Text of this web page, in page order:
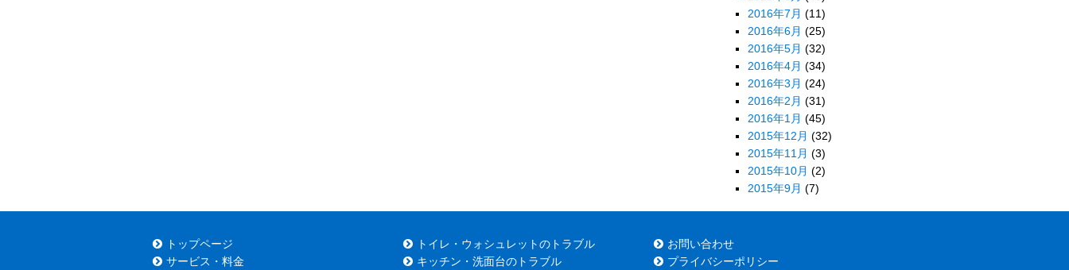
2016年7月 (11)
2016年6月 (25)
2016年5月 (32)
2016年4月 (34)
2016年3月 (24)
2016年2月 (31)
2016年1月 (45)
2015年12月 (32)
2015年11月 (3)
2015年10月 (2)
2015年9月 (7)
トップページ
サービス・料金
トイレ・ウォシュレットのトラブル
キッチン・洗面台のトラブル
お問い合わせ
プライバシーポリシー